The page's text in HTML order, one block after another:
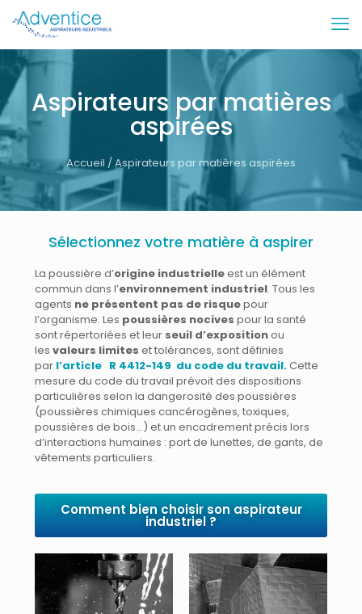
Aspirateurs par matières
aspirées
Accueil / Aspirateurs par matières aspirées
Sélectionnez votre matière à aspirer
La poussière d’origine industrielleest un élément
commun dans l’environnement industriel. Tous les
agents ne présentent pas de risquepour
l’organisme. Les poussières nocives pour la santé
sont répertoriées et leur seuil d’expositionou
les valeurs limites et tolérances, sont définies
par l’article R 4412-149 du code du travail.Cette
mesure du code du travail prévoit des dispositions
particulières selon la dangerosité des poussières
(poussières chimiques cancérogènes, toxiques,
poussières de bois…) et un encadrement précis lors
d’interactions humaines : port de lunettes, de gants, de
vêtements particuliers.
Comment bien choisir son aspirateur
industriel ?